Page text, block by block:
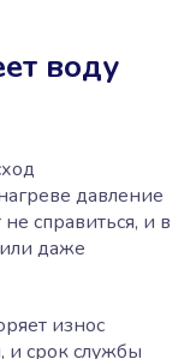
воду
давление
справиться, и в
даже
износ
и срок службы